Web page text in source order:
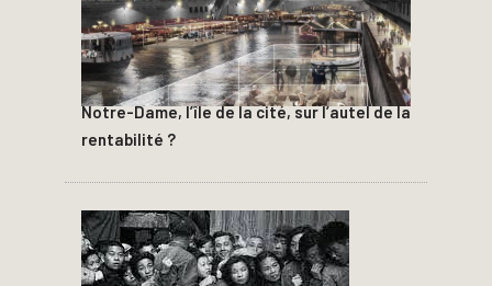
Notre-Dame, l’île de la cité, sur l’autel de la
rentabilité ?